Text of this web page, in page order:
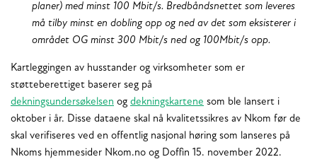
planer) med minst 100 Mbit/s. Bredbåndsnettet som leveres
må tilby minst en dobling opp og ned av det som eksisterer i
området OG minst 300 Mbit/s ned og 100Mbit/s opp.
Kartleggingen av husstander og virksomheter som er
støtteberettiget baserer seg på
dekningsundersøkelsen og dekningskartene som ble lansert i
oktober i år. Disse dataene skal nå kvalitetssikres av Nkom før de
skal verifiseres ved en offentlig nasjonal høring som lanseres på
Nkoms hjemmesider Nkom.no og Doffin 15. november 2022.